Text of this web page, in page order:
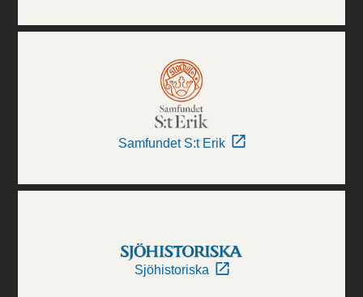
Samfundet S:t Erik
Sjöhistoriska